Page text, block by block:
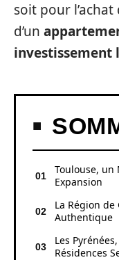
soit pour l’achat
d’un
investissement
Toulouse, un
Expansion
La Région
Authentique
Les
Résidences